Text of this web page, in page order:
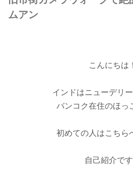
ムアン
こんにちは！
インドはニューデリ
バンコク在住のほっ
初めての人はこち
自己紹介です